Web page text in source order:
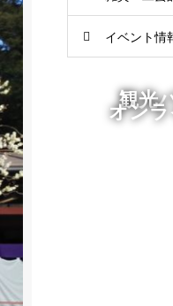
イベント情
観光
オン